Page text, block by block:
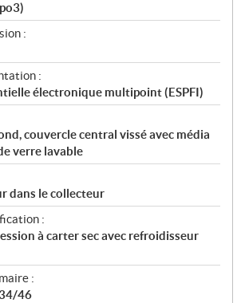
:
:
électronique multipoint (ESPFI)
couvercle central vissé avec média
verre lavable
dans le collecteur
:
à carter sec avec refroidisseur
:
46